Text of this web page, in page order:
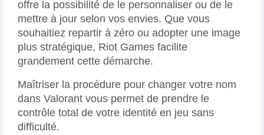
offre la possibilité de le personnaliser ou de le
mettre à jour selon vos envies. Que vous
souhaitiez repartir à zéro ou adopter une image
plus stratégique, Riot Games facilite
grandement cette démarche.
Maîtriser la procédure pour changer votre nom
dans Valorant vous permet de prendre le
contrôle total de votre identité en jeu sans
difficulté.